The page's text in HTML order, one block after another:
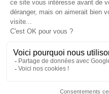
Agrément
Siège social : RN 11 - Rte de la Mothe